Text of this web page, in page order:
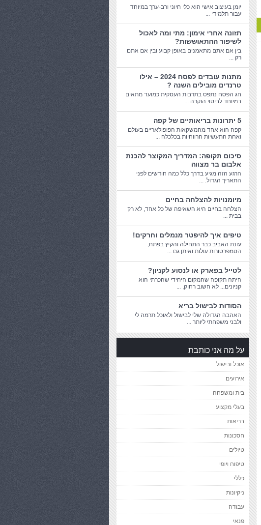
יומן בעיצוב אישי הוא כלי חיוני ורב-ערך במיוחד
עבור תלמידי ...
תזונה אחרי אימון: מתי ומה לאכול
לשיפור ההתאוששות?
בין אם אתם מתאמנים באופן קבוע ובין אם אתם
רק ...
מתנות עובדים לפסח 2024 – אילו
טרנדים מובילים השנה ?
חג הפסח נתפס בתרבות העסקית כמועד מתאים
במיוחד לביטוי הוקרה ...
5 יתרונות בריאותיים של קפה
קפה הוא אחד מהמשקאות הפופולאריים בעולם
ואחת התעשיות הרווחיות בכלכלה ...
סיכום תקופה: המדריך המקוצר להכנת
אלבום בר מצווה
הרגע הזה מגיע בדרך כלל כמה חודשים לפני
התאריך הגדול. ...
מיומנויות להצלחה בחיים
הצלחה בחיים היא השאיפה של כל אחד, לא רק
בבית ...
טיפים איך להיפטר מנמלים וחרקים!
עונת האביב כבר התחילה והקיץ בפתח,
הטמפרטורות עולות ואיתן גם ...
לטייל בפארק או לנסוע לקניון?
היתה תקופה שהמקום היחידי שהכרתי הוא
קניונים... לא חשוב רחוק, ...
הסודות לבישול בריא
האהבה הגדולה שלי לבישול ולאוכל תרמה לי
ולבני משפחתי ליותר ...
על מה אני כותבת
אוכל ובישול
אירועים
בית ומשפחה
בעלי מקצוע
בריאות
חסכונות
טיולים
טיפוח ויופי
כללי
ניקיונות
עבודה
פנאי